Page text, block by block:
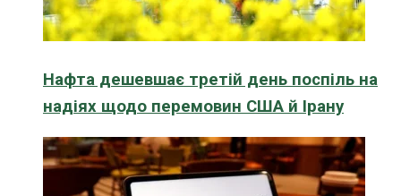
Нафта дешевшає третій день поспіль на
надіях щодо перемовин США й Ірану